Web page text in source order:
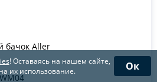
бачок Aller
! Оставаясь на нашем сайте,
их использование.
Ок